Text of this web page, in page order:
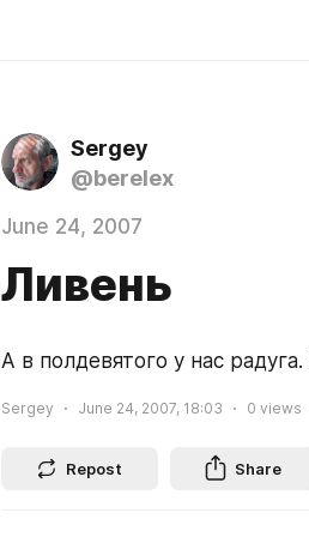
Sergey
@berelex
June 24, 2007
Ливень
А в полдевятого у нас
Sergey June 24, 2007, 18:03 0 views
Repost Share